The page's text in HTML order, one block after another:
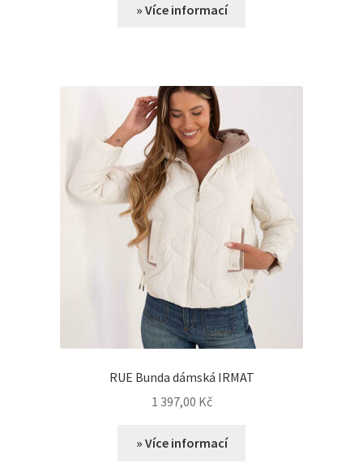
» Více informací
RUE Bunda dámská IRMAT
1 397,00 Kč
» Více informací